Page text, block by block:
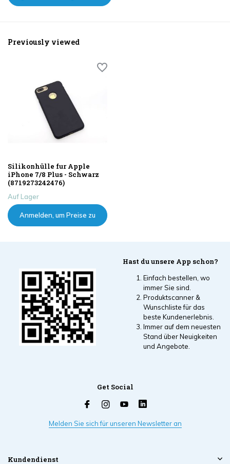
Previously viewed
Silikonhülle fur Apple
iPhone 7/8 Plus - Schwarz
(8719273242476)
Auf Lager
Anmelden, um Preise zu
Hast du unsere App schon?
Einfach bestellen, wo
immer Sie sind.
Produktscanner &
Wunschliste für das
beste Kundenerlebnis.
Immer auf dem neuesten
Stand über Neuigkeiten
und Angebote.
Get Social
Melden Sie sich für unseren Newsletter an
Kundendienst